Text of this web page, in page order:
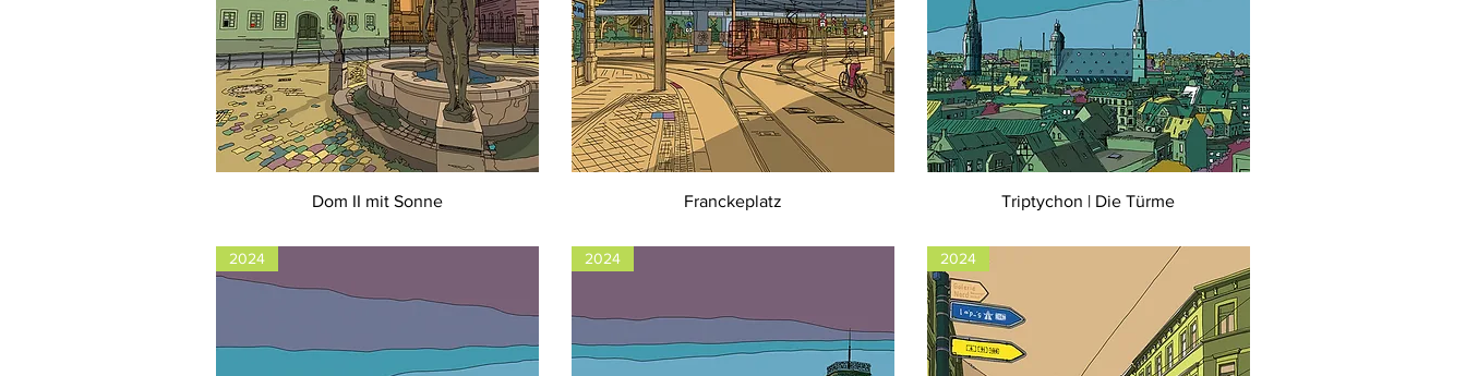
Dom II mit Sonne Franckeplatz Triptychon | Die Türme
2024 2024 2024